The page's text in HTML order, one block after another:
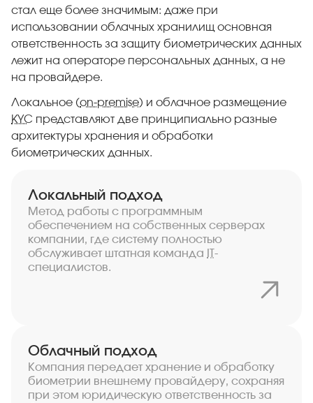
стал еще более значимым: даже при
использовании облачных хранилищ основная
ответственность за защиту биометрических данных
лежит на операторе персональных данных, а не
на провайдере.
Локальное (on-premise) и облачное размещение
KYC представляют две принципиально разные
архитектуры хранения и обработки
биометрических данных.
Локальный подход
Метод работы с программным
обеспечением на собственных серверах
компании, где систему полностью
обслуживает штатная команда
-
специалистов.
Облачный подход
Компания передает хранение и обработку
биометрии внешнему провайдеру, сохраняя
при этом юридическую ответственность за